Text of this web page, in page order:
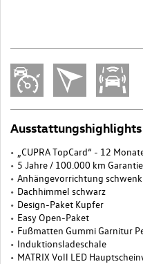
Ausstattungshighlights
„CUPRA TopCard“ - 12
5 Jahre / 100.000 km Garantie
Anhängevorrichtung
Dachhimmel schwarz
Design-Paket Kupfer
Easy Open-Paket
Fußmatten Gummi Garnitur
Induktionsladeschale
MATRIX Voll LED